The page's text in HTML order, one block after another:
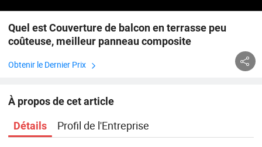
Quel est Couverture de balcon en terrasse peu
coûteuse, meilleur panneau composite
Obtenir le Dernier Prix
À propos de cet article
Détails Profil de l'Entreprise